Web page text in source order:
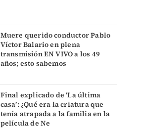
Muere querido conductor Pablo
Víctor Balario en plena
transmisión EN VIVO a los 49
años; esto sabemos
Final explicado de ‘La última
casa’: ¿Qué era la criatura que
tenía atrapada a la familia en la
película de Ne